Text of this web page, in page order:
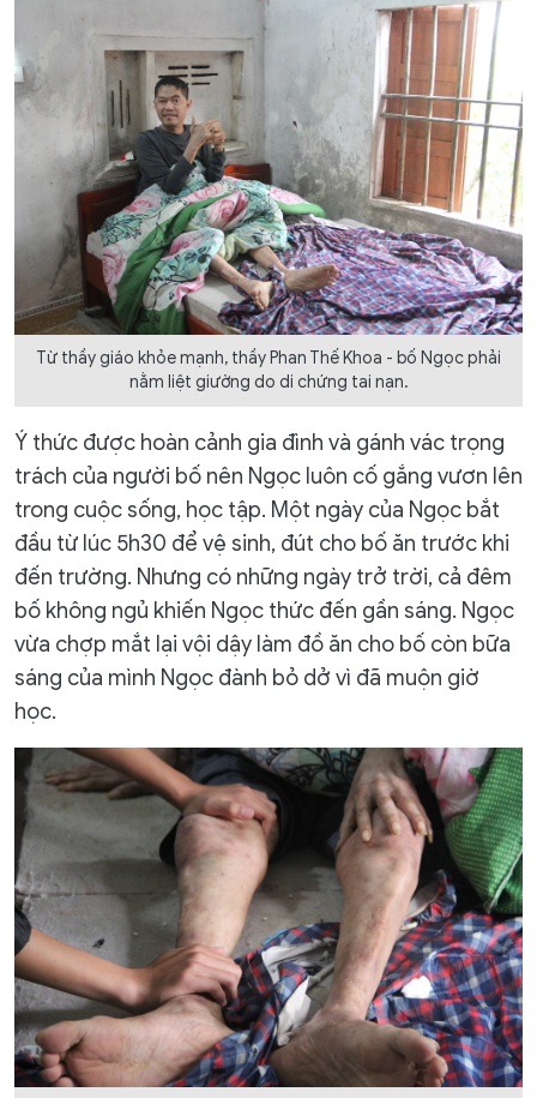
Từ thầy giáo khỏe mạnh, thầy Phan Thế Khoa - bố Ngọc phải
nằm liệt giường do di chứng tai nạn.
Ý thức được hoàn cảnh gia đình và gánh vác trọng
trách của người bố nên Ngọc luôn cố gắng vươn lên
trong cuộc sống, học tập. Một ngày của Ngọc bắt
đầu từ lúc 5h30 để vệ sinh, đút cho bố ăn trước khi
đến trường. Nhưng có những ngày trở trời, cả đêm
bố không ngủ khiến Ngọc thức đến gần sáng. Ngọc
vừa chợp mắt lại vội dậy làm đồ ăn cho bố còn bữa
sáng của mình Ngọc đành bỏ dở vì đã muộn giờ
học.